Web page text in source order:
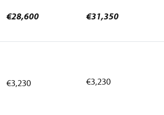
€28,600
€31,350
€3,230 €3,230